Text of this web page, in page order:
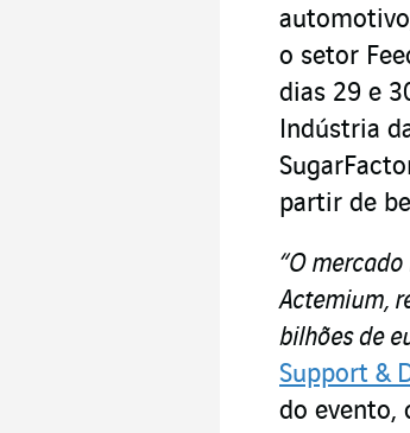
o setor
dias 29 e
Indústria
partir de
“O
Actemium,
bilhões de
Support &
do evento,